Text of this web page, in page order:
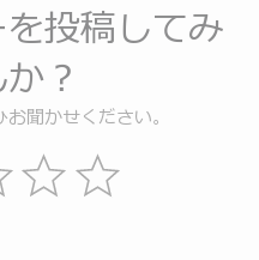
投稿してみ
？
聞かせください。